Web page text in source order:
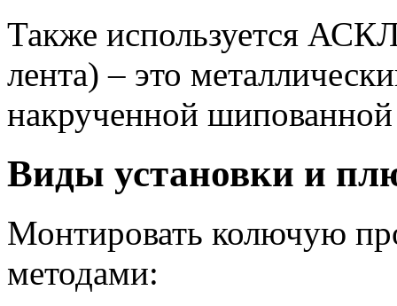
Также используется
лента) – это
накрученной
Виды установки и
Монтировать колючую
методами: